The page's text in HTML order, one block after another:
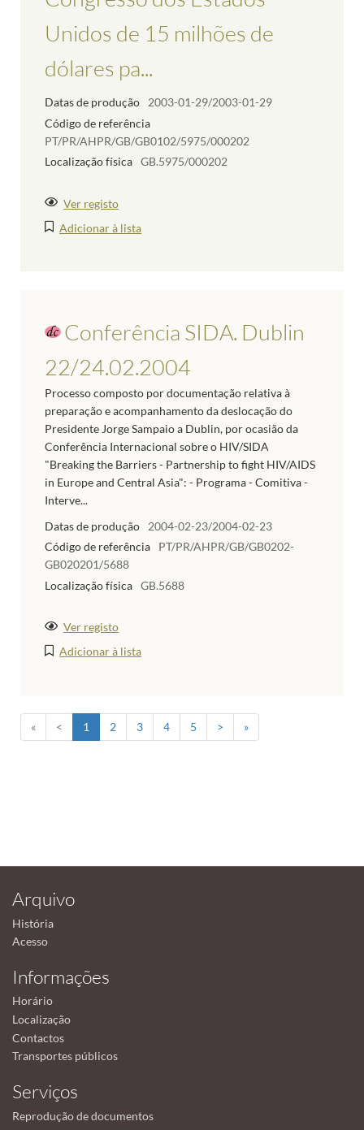
Unidos de 15 milhões de
dólares pa...
Datas de produção
2003-01-29/2003-01-29
Código de referência
PT/PR/AHPR/GB/GB0102/5975/000202
Localização física GB.5975/000202
Ver registo
Adicionar à lista
Conferência SIDA. Dublin
22/24.02.2004
Processo composto por documentação relativa à
preparação e acompanhamento da deslocação do
Presidente Jorge Sampaio a Dublin, por ocasião da
Conferência Internacional sobre o HIV/SIDA
"Breaking the Barriers - Partnership to fight HIV/AIDS
in Europe and Central Asia": - Programa - Comitiva -
Interve...
Datas de produção
2004-02-23/2004-02-23
Código de referência
PT/PR/AHPR/GB/GB0202-
GB020201/5688
Localização física GB.5688
Ver registo
Adicionar à lista
« < 1 2 3 4 5 > »
Arquivo
História
Acesso
Informações
Horário
Localização
Contactos
Transportes públicos
Serviços
Reprodução de documentos